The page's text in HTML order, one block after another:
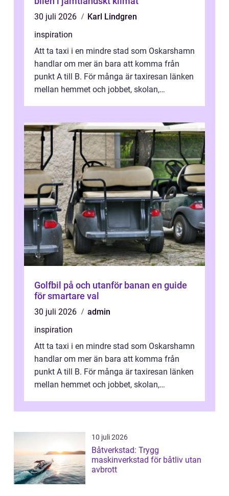
30 juli 2026
Karl Lindgren
inspiration
Att ta taxi i en mindre stad som Oskarshamn
handlar om mer än bara att komma från
punkt A till B. För många är taxiresan länken
mellan hemmet och jobbet, skolan,
Golfbil på och utanför banan en guide
för smartare val
30 juli 2026
admin
inspiration
Att ta taxi i en mindre stad som Oskarshamn
handlar om mer än bara att komma från
punkt A till B. För många är taxiresan länken
mellan hemmet och jobbet, skolan,
10 juli 2026
Båtverkstad: Trygg
maskinverkstad för båtliv utan
avbrott